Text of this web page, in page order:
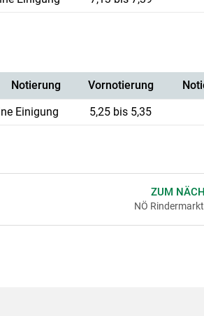
Notierung Vornotierung
Einigung 5,25 bis 5,35
ZUM
NÖ